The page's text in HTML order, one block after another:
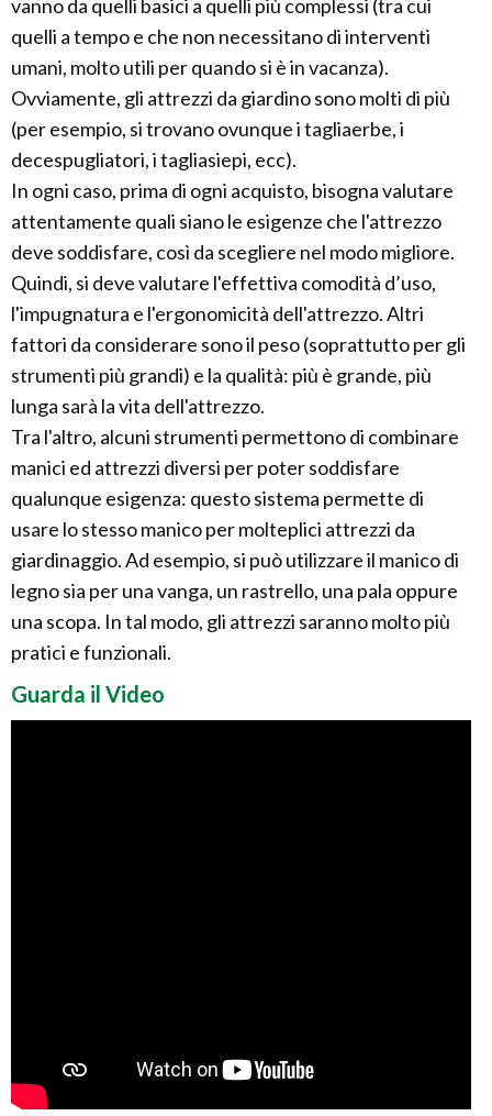
vanno da quelli basici a quelli più complessi (tra cui
quelli a tempo e che non necessitano di interventi
umani, molto utili per quando si è in vacanza).
Ovviamente, gli attrezzi da giardino sono molti di più
(per esempio, si trovano ovunque i tagliaerbe, i
decespugliatori, i tagliasiepi, ecc).
In ogni caso, prima di ogni acquisto, bisogna valutare
attentamente quali siano le esigenze che l'attrezzo
deve soddisfare, così da scegliere nel modo migliore.
Quindi, si deve valutare l'effettiva comodità d’uso,
l'impugnatura e l'ergonomicità dell'attrezzo. Altri
fattori da considerare sono il peso (soprattutto per gli
strumenti più grandi) e la qualità: più è grande, più
lunga sarà la vita dell'attrezzo.
Tra l'altro, alcuni strumenti permettono di combinare
manici ed attrezzi diversi per poter soddisfare
qualunque esigenza: questo sistema permette di
usare lo stesso manico per molteplici attrezzi da
giardinaggio. Ad esempio, si può utilizzare il manico di
legno sia per una vanga, un rastrello, una pala oppure
una scopa. In tal modo, gli attrezzi saranno molto più
pratici e funzionali.
Guarda il Video